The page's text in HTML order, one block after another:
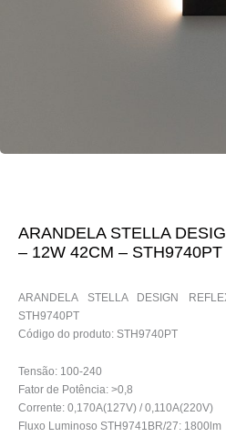
ARANDELA STELLA
– 12W 42CM – STH9740PT
ARANDELA STELLA DESIGN
STH9740PT
Código do produto: STH9740PT
Tensão: 100-240
Fator de Potência: >0,8
Corrente: 0,170A(127V) / 0,110A(220V)
Fluxo Luminoso STH9741BR/27: 1800lm